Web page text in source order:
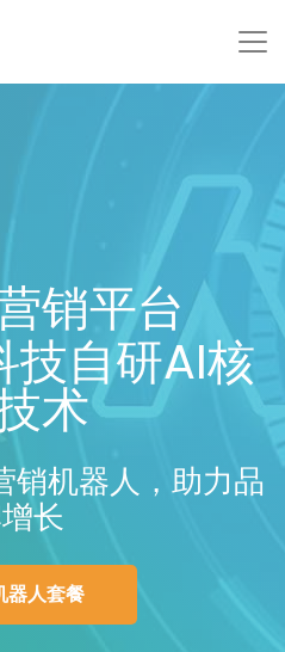
销平台
技自研AI核
术
销机器人，助力品
长
器人套餐